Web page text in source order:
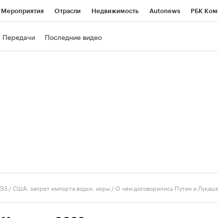
Мероприятия Отрасли Недвижимость Autonews РБК
Передачи Последние видео
/США: запрет импорта водки, икры / О чём договорились Путин и